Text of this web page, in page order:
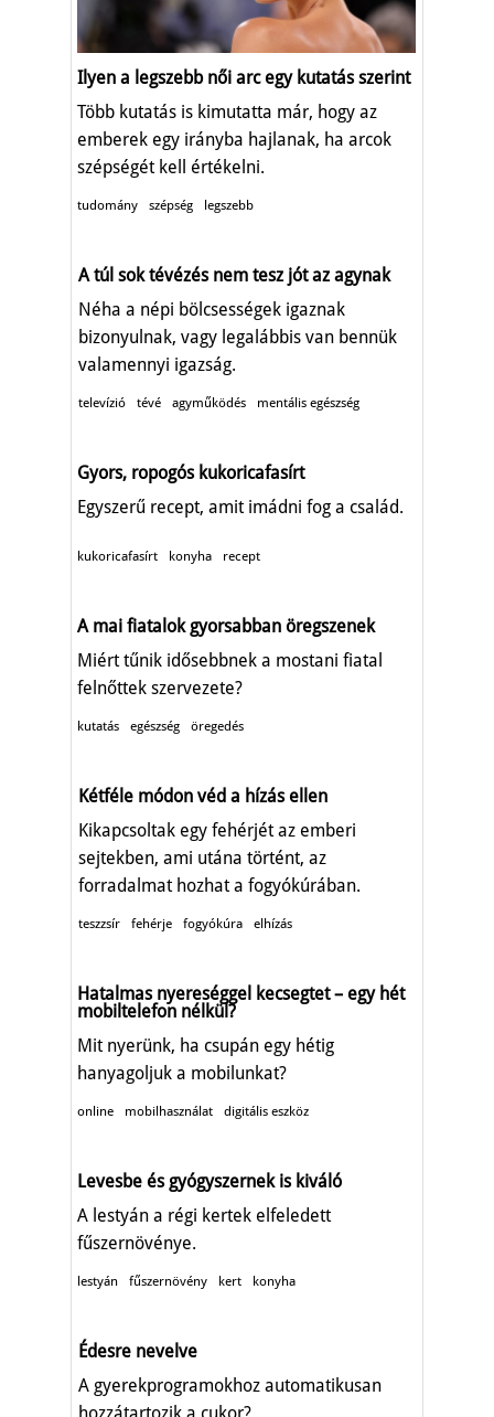
Ilyen a legszebb női arc egy kutatás szerint
Több kutatás is kimutatta már, hogy az
emberek egy irányba hajlanak, ha arcok
szépségét kell értékelni.
tudomány szépség legszebb
A túl sok tévézés nem tesz jót az agynak
Néha a népi bölcsességek igaznak
bizonyulnak, vagy legalábbis van bennük
valamennyi igazság.
televízió tévé agyműködés mentális egészség
Gyors, ropogós kukoricafasírt
Egyszerű recept, amit imádni fog a család.
kukoricafasírt konyha recept
A mai fiatalok gyorsabban öregszenek
Miért tűnik idősebbnek a mostani fiatal
felnőttek szervezete?
kutatás egészség öregedés
Kétféle módon véd a hízás ellen
Kikapcsoltak egy fehérjét az emberi
sejtekben, ami utána történt, az
forradalmat hozhat a fogyókúrában.
teszzsír fehérje fogyókúra elhízás
Hatalmas nyereséggel kecsegtet – egy hét
mobiltelefon nélkül?
Mit nyerünk, ha csupán egy hétig
hanyagoljuk a mobilunkat?
online mobilhasználat digitális eszköz
Levesbe és gyógyszernek is kiváló
A lestyán a régi kertek elfeledett
fűszernövénye.
lestyán fűszernövény kert konyha
Édesre nevelve
A gyerekprogramokhoz automatikusan